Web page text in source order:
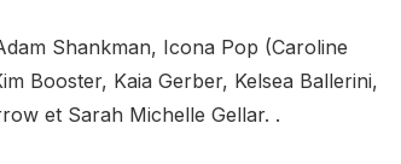
Shankman, Icona Pop (Caroline
Booster, Kaia Gerber, Kelsea Ballerini,
et Sarah Michelle Gellar. .